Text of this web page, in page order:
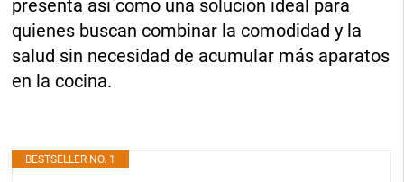
presenta así como una solución ideal para
quienes buscan combinar la comodidad y la
salud sin necesidad de acumular más aparatos
en la cocina.
BESTSELLER NO. 1